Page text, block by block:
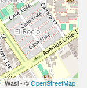
| Wasi - ©OpenStreetMap